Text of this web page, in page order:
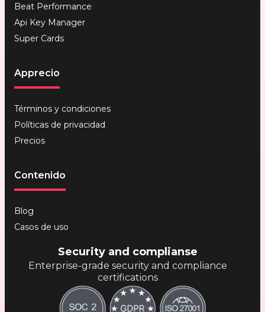
Beat Performance
Api Key Manager
Super Cards
Apprecio
Términos y condiciones
Políticas de privacidad
Precios
Contenido
Blog
Casos de uso
Security and complianse
Enterprise-grade security and compliance
certifications